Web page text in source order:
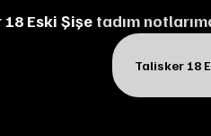
Eski Şişe tadım
Talisker 18